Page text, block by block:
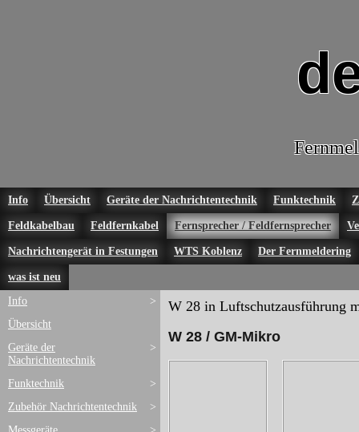
Info Übersicht Geräte der Nachrichtentechnik Funktechnik
Feldkabelbau Feldfernkabel Fernsprecher / Feldfernsprecher
Nachrichtengerät in Festungen WTS Koblenz Der Fernmeldering
was ist neu
>
Info
Übersicht
>
Geräte der
Nachrichtentechnik
>
Funktechnik
>
Zubehör Nachrichtentechnik
W 28 in Luftschutzausführung
W 28 / GM-Mikro